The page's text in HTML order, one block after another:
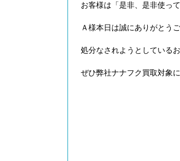
お客様は「是非、是非使っ
Ａ様本日は誠にありがとう
処分なされようとしている
ぜひ弊社ナナフク買取対象